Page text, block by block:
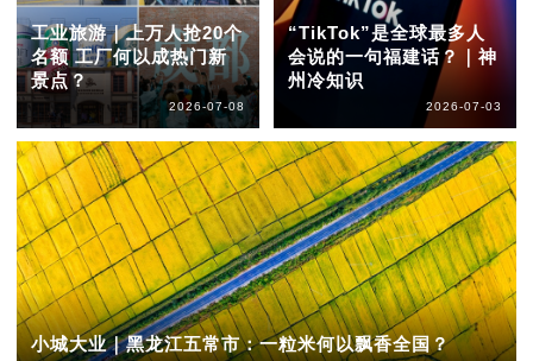
工业旅游｜上万人抢20个
名额 工厂何以成热门新
景点？
2026-07-08
“TikTok”是全球最多人
会说的一句福建话？｜神
州冷知识
2026-07-03
小城大业｜黑龙江五常市：一粒米何以飘香全国？